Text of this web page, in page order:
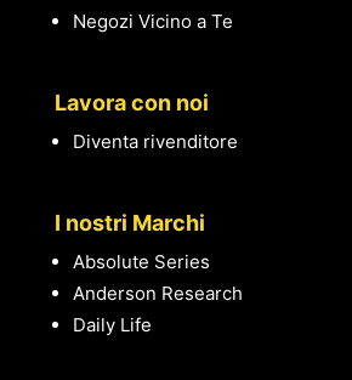
Negozi Vicino a Te
Lavora con noi
Diventa rivenditore
I nostri Marchi
Absolute Series
Anderson Research
Daily Life